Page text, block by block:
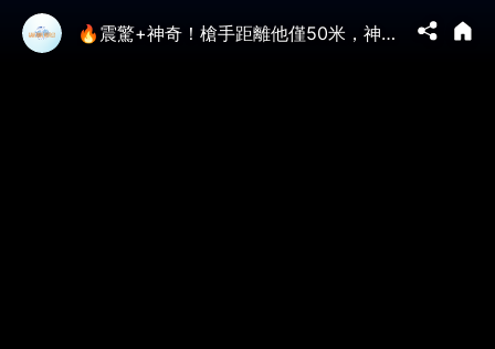
🔥震驚+神奇！槍手距離他僅50米，神又救了他一次！美國4位總統被暗殺，川普有何不同？他最終能逃脫總統暗殺魔咒嗎？｜#未解之謎 扶搖